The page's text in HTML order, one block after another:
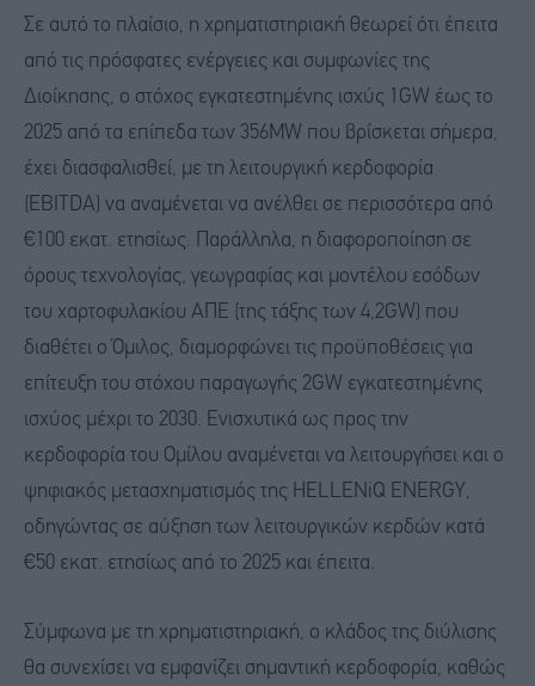
Σε αυτό το πλαίσιο, η χρηματιστηριακή θεωρεί ότι έπειτα
από τις πρόσφατες ενέργειες και συμφωνίες της
Διοίκησης, ο στόχος εγκατεστημένης ισχύς 1GW έως το
2025 από τα επίπεδα των 356MW που βρίσκεται σήμερα,
έχει διασφαλισθεί, με τη λειτουργική κερδοφορία
(EBITDA) να αναμένεται να ανέλθει σε περισσότερα από
€100 εκατ. ετησίως. Παράλληλα, η διαφοροποίηση σε
όρους τεχνολογίας, γεωγραφίας και μοντέλου εσόδων
του χαρτοφυλακίου ΑΠΕ (της τάξης των 4,2GW) που
διαθέτει ο Όμιλος, διαμορφώνει τις προϋποθέσεις για
επίτευξη του στόχου παραγωγής 2GW εγκατεστημένης
ισχύος μέχρι το 2030. Ενισχυτικά ως προς την
κερδοφορία του Ομίλου αναμένεται να λειτουργήσει και ο
ψηφιακός μετασχηματισμός της HELLENiQ ENERGY,
οδηγώντας σε αύξηση των λειτουργικών κερδών κατά
€50 εκατ. ετησίως από το 2025 και έπειτα.
Σύμφωνα με τη χρηματιστηριακή, ο κλάδος της διύλισης
θα συνεχίσει να εμφανίζει σημαντική κερδοφορία, καθώς